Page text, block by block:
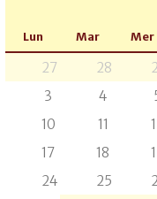
Lun Mar Mer
27 28
3
4
10
11
17
18
24
25